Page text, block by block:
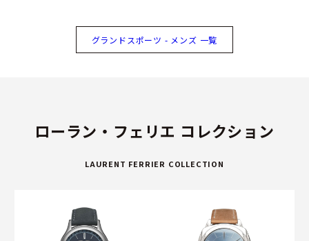
グランドスポーツ - メンズ 一覧
ローラン・フェリエ コレクション
LAURENT FERRIER COLLECTION